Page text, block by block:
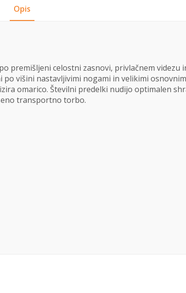
Opis
celostni zasnovi, privlačnem videzu
višini nastavljivimi nogami in velikimi
omarico. Številni predelki nudijo optimalen
transportno torbo.